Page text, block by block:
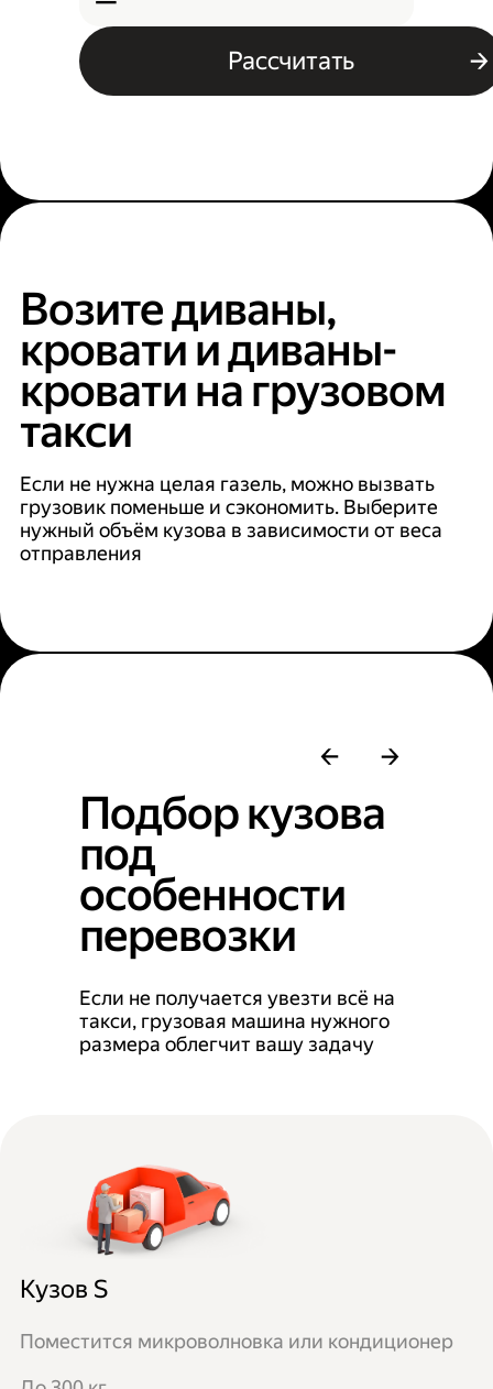
Рассчитать
Возите диваны,
кровати и диваны-
кровати на грузовом
такси
Если не нужна целая газель, можно вызвать
грузовик поменьше и сэкономить. Выберите
нужный объём кузова в зависимости от веса
отправления
Подбор кузова
под
особенности
перевозки
Если не получается увезти всё на
такси, грузовая машина нужного
размера облегчит вашу задачу
Кузов S
Поместится микроволновка или кондиционер